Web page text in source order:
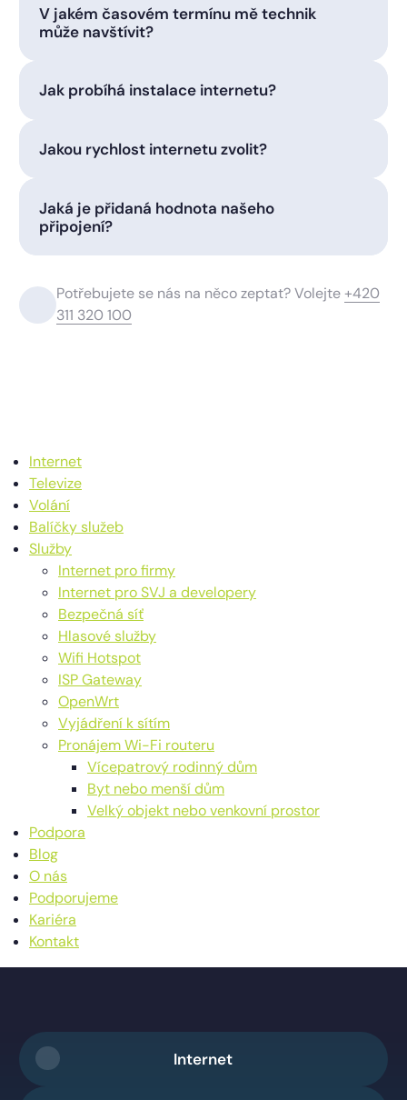
V jakém časovém termínu mě technik
může navštívit?
Jak probíhá instalace internetu?
Jakou rychlost internetu zvolit?
Jaká je přidaná hodnota našeho
připojení?
Potřebujete se nás na něco zeptat? Volejte+420
311 320 100
Internet
Televize
Volání
Balíčky služeb
Služby
Internet pro firmy
Internet pro SVJ a developery
Bezpečná síť
Hlasové služby
Wifi Hotspot
ISP Gateway
OpenWrt
Vyjádření k sítím
Pronájem Wi-Fi routeru
Vícepatrový rodinný dům
Byt nebo menší dům
Velký objekt nebo venkovní prostor
Podpora
Blog
O nás
Podporujeme
Kariéra
Kontakt
Internet